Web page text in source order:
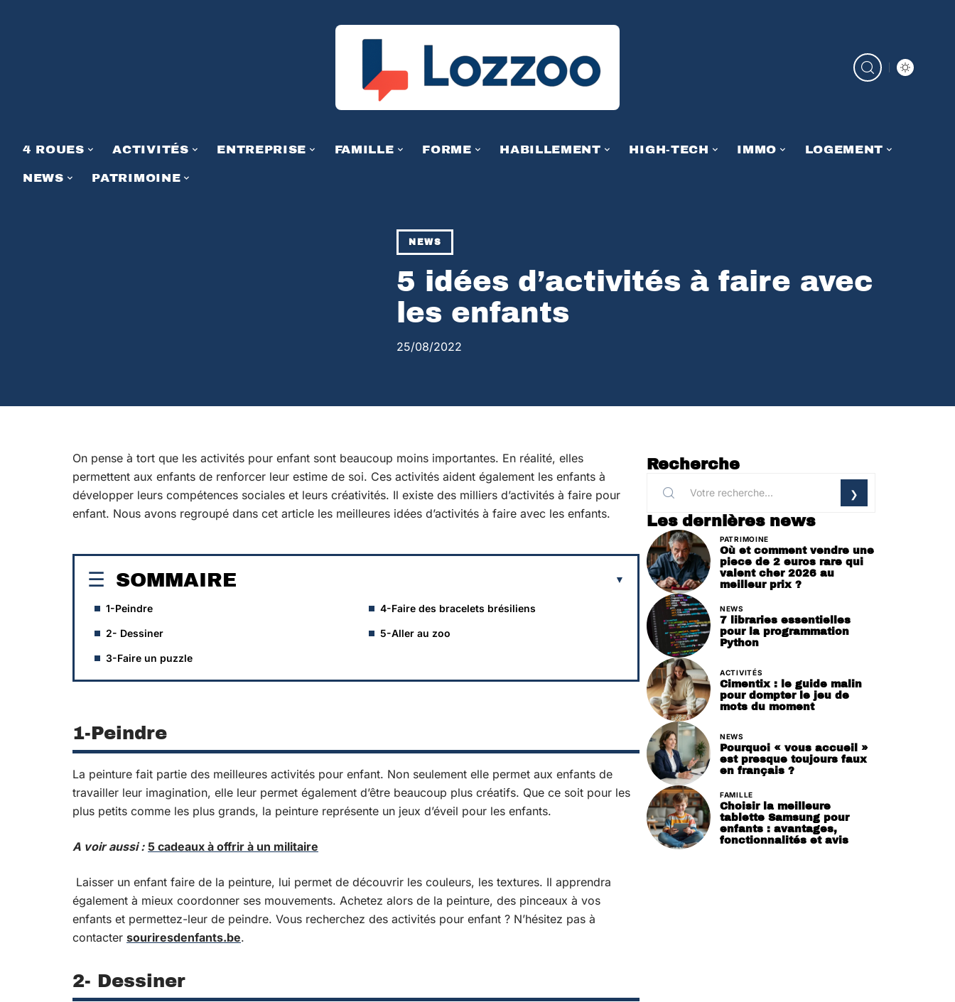
4 ROUES ACTIVITÉS ENTREPRISE FAMILLE FORME HABILLEMENT HIGH-TECH IMMO LOGEMENT
NEWS PATRIMOINE
NEWS
5 idées d’activités à faire avec
les enfants
25/08/2022
On pense à tort que les activités pour enfant sont beaucoup moins importantes. En réalité, elles
permettent aux enfants de renforcer leur estime de soi. Ces activités aident également les enfants à
développer leurs compétences sociales et leurs créativités. Il existe des milliers d’activités à faire pour
enfant. Nous avons regroupé dans cet article les meilleures idées d’activités à faire avec les enfants.
SOMMAIRE
1-Peindre
2- Dessiner
3-Faire un puzzle
4-Faire des bracelets brésiliens
5-Aller au zoo
1-Peindre
La peinture fait partie des meilleures activités pour enfant. Non seulement elle permet aux enfants de
travailler leur imagination, elle leur permet également d’être beaucoup plus créatifs. Que ce soit pour les
plus petits comme les plus grands, la peinture représente un jeux d’éveil pour les enfants.
A voir aussi : 5 cadeaux à offrir à un militaire
Laisser un enfant faire de la peinture, lui permet de découvrir les couleurs, les textures. Il apprendra
également à mieux coordonner ses mouvements. Achetez alors de la peinture, des pinceaux à vos
enfants et permettez-leur de peindre. Vous recherchez des activités pour enfant ? N’hésitez pas à
contacter souriresdenfants.be.
2- Dessiner
Recherche
Les dernières news
PATRIMOINE
Où et comment vendre une
piece de 2 euros rare qui
valent cher 2026 au
meilleur prix ?
NEWS
7 libraries essentielles
pour la programmation
Python
ACTIVITÉS
Cimentix : le guide malin
pour dompter le jeu de
mots du moment
NEWS
Pourquoi « vous accueil »
est presque toujours faux
en français ?
FAMILLE
Choisir la meilleure
tablette Samsung pour
enfants : avantages,
fonctionnalités et avis